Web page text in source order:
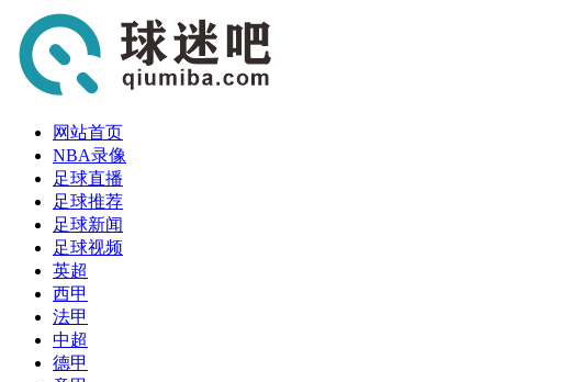
网站首页
NBA录像
足球直播
足球推荐
足球新闻
足球视频
英超
西甲
法甲
中超
德甲